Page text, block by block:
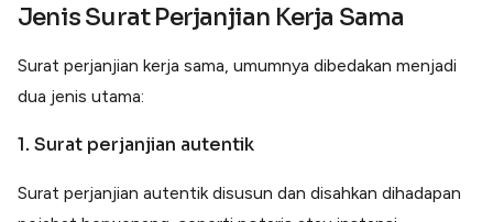
Jenis Surat Perjanjian Kerja Sama
Surat perjanjian kerja sama, umumnya dibedakan menjadi
dua jenis utama:
1. Surat perjanjian autentik
Surat perjanjian autentik disusun dan disahkan dihadapan